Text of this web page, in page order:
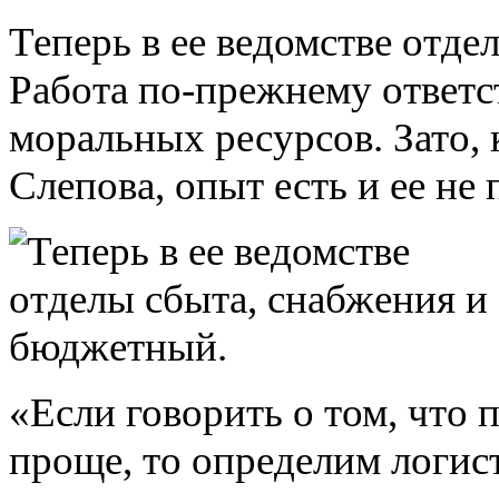
Теперь в ее ведомстве
Работа по-прежнему
моральных ресурсов. Зато,
Слепова, опыт есть и ее не
«Если говорить о том, что
проще, то определим